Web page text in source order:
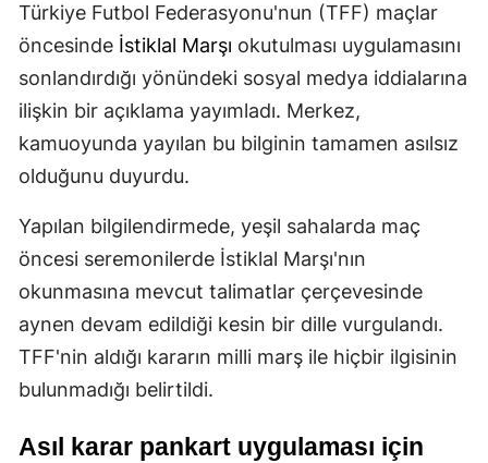
Türkiye Futbol Federasyonu'nun (TFF) maçlar
öncesinde İstiklal Marşı okutulması uygulamasını
sonlandırdığı yönündeki sosyal medya iddialarına
ilişkin bir açıklama yayımladı. Merkez,
kamuoyunda yayılan bu bilginin tamamen asılsız
olduğunu duyurdu.
Yapılan bilgilendirmede, yeşil sahalarda maç
öncesi seremonilerde İstiklal Marşı'nın
okunmasına mevcut talimatlar çerçevesinde
aynen devam edildiği kesin bir dille vurgulandı.
TFF'nin aldığı kararın milli marş ile hiçbir ilgisinin
bulunmadığı belirtildi.
Asıl karar pankart uygulaması için